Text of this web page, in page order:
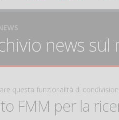
news
questa funzionalità di
FMM per la